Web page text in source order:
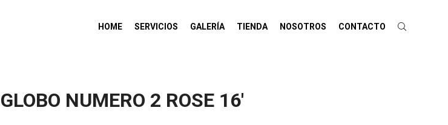
HOME SERVICIOS GALERÍA TIENDA NOSOTROS CONTACTO
GLOBO NUMERO 2 ROSE 16′